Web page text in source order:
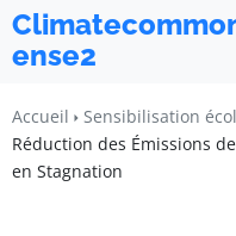
ense2
Accueil
Sensibilisation
Réduction des Émissions
en Stagnation